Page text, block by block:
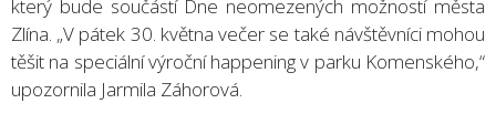
který bude součástí Dne neomezených možností města
Zlína. „V pátek 30. května večer se také návštěvníci mohou
těšit na speciální výroční happening v parku Komenského,“
upozornila Jarmila Záhorová.